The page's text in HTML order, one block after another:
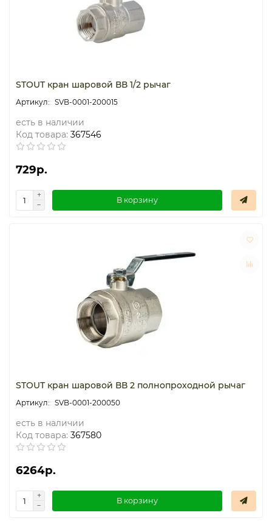
STOUT кран шаровой ВВ 1/2 рычаг
SVB-0001-200015
есть в наличии
Код товара: 367546
729р.
В корзину
STOUT кран шаровой ВВ 2 полнопроходной рычаг
SVB-0001-200050
есть в наличии
Код товара: 367580
6264р.
В корзину